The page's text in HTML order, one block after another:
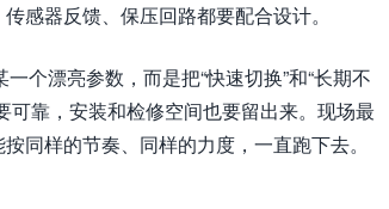
感器反馈、保压回路都要配合设计。
个漂亮参数，而是把“快速切换”和“长期不
可靠，安装和检修空间也要留出来。现场最
同样的节奏、同样的力度，一直跑下去。